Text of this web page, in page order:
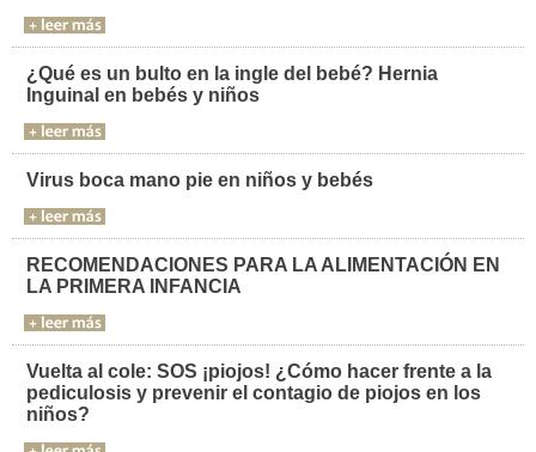
¿Qué es un bulto en la ingle del bebé? Hernia
Inguinal en bebés y niños
Virus boca mano pie en niños y bebés
RECOMENDACIONES PARA LA ALIMENTACIÓN EN
LA PRIMERA INFANCIA
Vuelta al cole: SOS ¡piojos! ¿Cómo hacer frente a la
pediculosis y prevenir el contagio de piojos en los
niños?